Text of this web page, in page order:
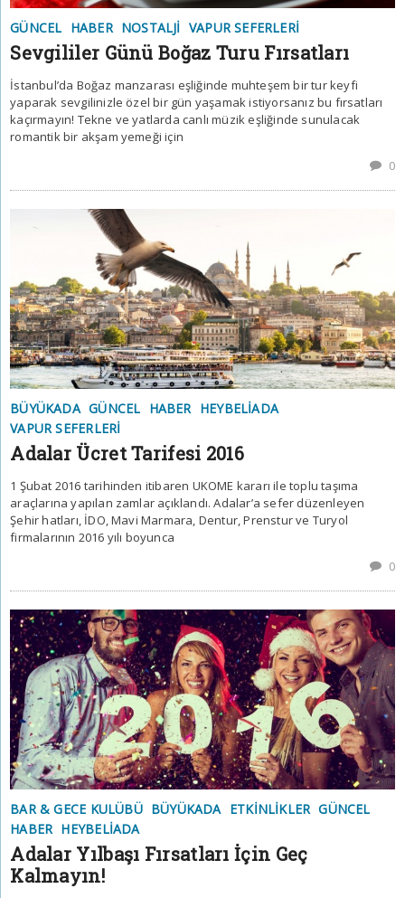
GÜNCEL HABER NOSTALJI VAPUR SEFERLERI
Sevgililer Günü Boğaz Turu Fırsatları
İstanbul’da Boğaz manzarası eşliğinde muhteşem bir tur keyfi
yaparak sevgilinizle özel bir gün yaşamak istiyorsanız bu fırsatları
kaçırmayın! Tekne ve yatlarda canlı müzik eşliğinde sunulacak
romantik bir akşam yemeği için
0
BÜYÜKADA GÜNCEL HABER HEYBELIADA
VAPUR SEFERLERI
Adalar Ücret Tarifesi 2016
1 Şubat 2016 tarihinden itibaren UKOME kararı ile toplu taşıma
araçlarına yapılan zamlar açıklandı. Adalar’a sefer düzenleyen
Şehir hatları, İDO, Mavi Marmara, Dentur, Prenstur ve Turyol
firmalarının 2016 yılı boyunca
0
BAR & GECE KULÜBÜ BÜYÜKADA ETKINLIKLER GÜNCEL
HABER HEYBELIADA
Adalar Yılbaşı Fırsatları İçin Geç
Kalmayın!